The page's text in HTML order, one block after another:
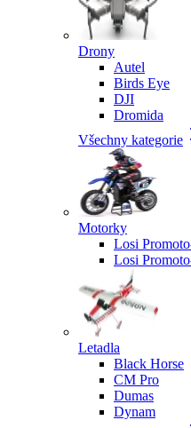
Drony
Autel
Birds Eye
DJI
Dromida
Všechny kategorie
Motorky
Losi
Losi
Letadla
Black Horse
CM Pro
Dumas
Dynam